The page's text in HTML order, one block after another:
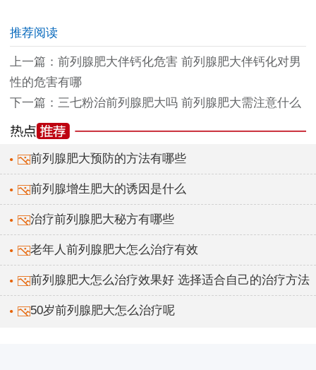
推荐阅读
上一篇： 前列腺肥大伴钙化危害 前列腺肥大伴钙化对男
性的危害有哪
下一篇： 三七粉治前列腺肥大吗 前列腺肥大需注意什么
前列腺肥大预防的方法有哪些
前列腺增生肥大的诱因是什么
治疗前列腺肥大秘方有哪些
老年人前列腺肥大怎么治疗有效
前列腺肥大怎么治疗效果好 选择适合自己的治疗方法
50岁前列腺肥大怎么治疗呢